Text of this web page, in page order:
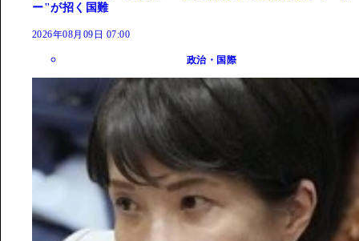
ー"が招く国難
2026年08月09日 07:00
政治・国際